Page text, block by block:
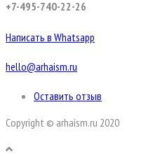
+7-495-740-22-26
Написать в Whatsapp
hello@arhaism.ru
Оставить отзыв
Copyright © arhaism.ru 2020